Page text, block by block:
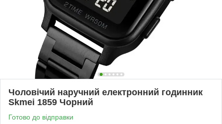
Чоловічий наручний електронний годинник
Skmei 1859 Чорний
Готово до відправки